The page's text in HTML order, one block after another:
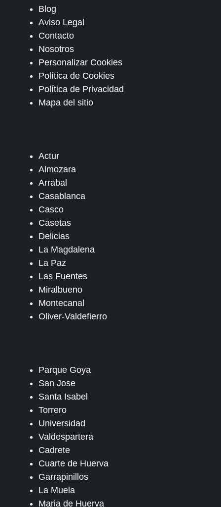
Blog
Aviso Legal
Contacto
Nosotros
Personalizar Cookies
Política de Cookies
Política de Privacidad
Mapa del sitio
Actur
Almozara
Arrabal
Casablanca
Casco
Casetas
Delicias
La Magdalena
La Paz
Las Fuentes
Miralbueno
Montecanal
Oliver-Valdefierro
Parque Goya
San Jose
Santa Isabel
Torrero
Universidad
Valdespartera
Cadrete
Cuarte de Huerva
Garrapinillos
La Muela
Maria de Huerva